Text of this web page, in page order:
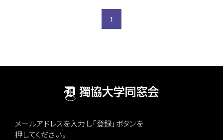
1
メールアドレスを入力し「登録」ボタンを
押してください。